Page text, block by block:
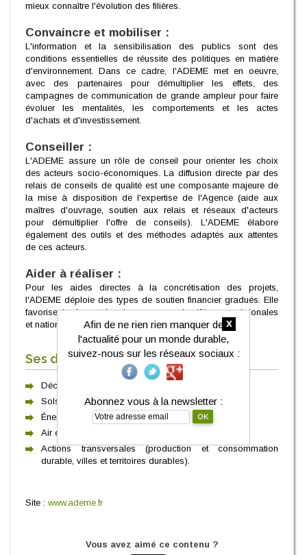
mieux connaître l'évolution des filières.
Convaincre et mobiliser :
L'information et la sensibilisation des publics sont des
conditions essentielles de réussite des politiques en matière
d'environnement. Dans ce cadre, l'ADEME met en oeuvre,
avec des partenaires pour démultiplier les effets, des
campagnes de communication de grande ampleur pour faire
évoluer les mentalités, les comportements et les actes
d'achats et d'investissement.
Conseiller :
L'ADEME assure un rôle de conseil pour orienter les choix
des acteurs socio-économiques. La diffusion directe par des
relais de conseils de qualité est une composante majeure de
la mise à disposition de l'expertise de l'Agence (aide aux
maîtres d'ouvrage, soutien aux relais et réseaux d'acteurs
pour démultiplier l'offre de conseils). L'ADEME élabore
également des outils et des méthodes adaptés aux attentes
de ces acteurs.
Aider à réaliser :
Pour les aides directes à la concrétisation des projets,
l'ADEME déploie des types de soutien financier gradués. Elle
favorise également la mise en œuvre de références régionales
et nationales.
Ses domaines d'interventions :
Déchets
Sols pollués et friches
Énergie et climat
Air et bruit
Actions transversales (production et consommation
durable, villes et territoires durables).
Site : www.ademe.fr
Vous avez aimé ce contenu ?
x
Afin de ne rien rien manquer de
l'actualité pour un monde durable,
suivez-nous sur les réseaux sociaux :
Abonnez vous à la newsletter :